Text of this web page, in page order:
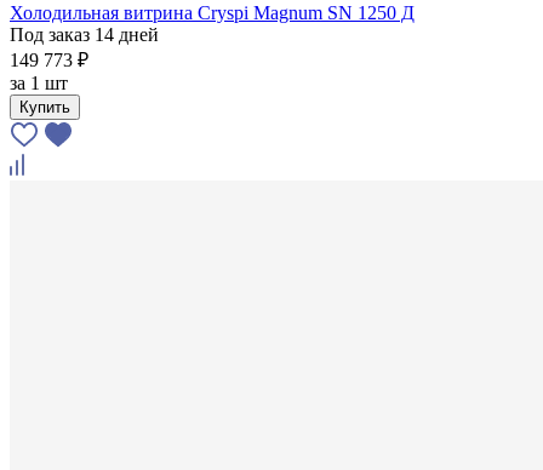
Холодильная витрина Cryspi Magnum SN 1250 Д
Под заказ 14 дней
149 773 ₽
за 1 шт
Купить